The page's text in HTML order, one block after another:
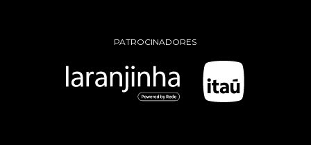
PATROCINADORES